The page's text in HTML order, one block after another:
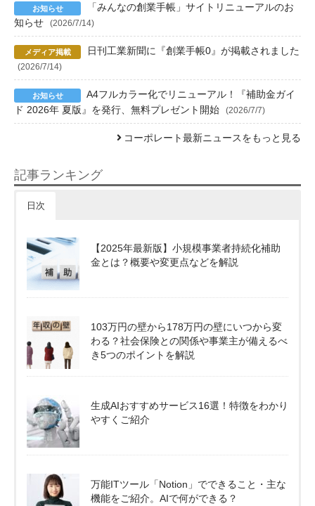
「みんなの創業手帳」サイトリニューアルのお
知らせ
(2026/7/14)
日刊工業新聞に『創業手帳0』が掲載されました
(2026/7/14)
A4フルカラー化でリニューアル！『補助金ガイ
ド 2026年 夏版』を発行、無料プレゼント開始
(2026/7/7)
コーポレート最新ニュースをもっと見る
記事ランキング
日次
【2025年最新版】小規模事業者持続化補助
金とは？概要や変更点などを解説
103万円の壁から178万円の壁にいつから変
わる？社会保険との関係や事業主が備えるべ
き5つのポイントを解説
生成AIおすすめサービス16選！特徴をわかり
やすくご紹介
万能ITツール「Notion」でできること・主な
機能をご紹介。AIで何ができる？